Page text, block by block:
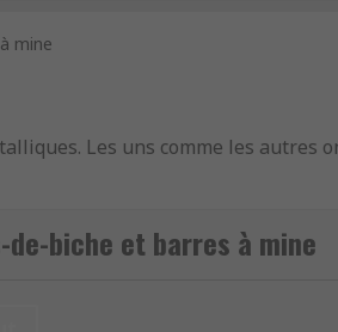
mine
Les uns comme les autres
biche et barres à mine